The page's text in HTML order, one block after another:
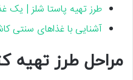
طرز تهیه پاستا شلز | یک
آشنایی با غذاهای سنتی
مراحل طرز